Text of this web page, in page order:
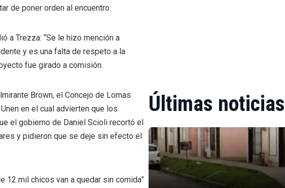
de poner orden al encuentro.
a Trezza: “Se le hizo mención a
y es una falta de respeto a la
fue girado a comisión.
Brown, el Concejo de Lomas
en el cual advierten que los
el gobierno de Daniel Scioli recortó el
y pidieron que se deje sin efecto el
12 mil chicos van a quedar sin comida”
Últimas noticias